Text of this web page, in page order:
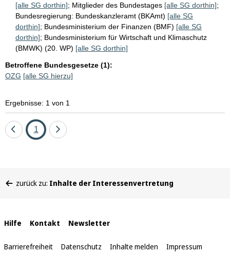
[alle SG dorthin]; Mitglieder des Bundestages [alle SG dorthin];
Bundesregierung: Bundeskanzleramt (BKAmt) [alle SG
dorthin]; Bundesministerium der Finanzen (BMF) [alle SG
dorthin]; Bundesministerium für Wirtschaft und Klimaschutz
(BMWK) (20. WP) [alle SG dorthin]
Betroffene Bundesgesetze (1):
OZG [alle SG hierzu]
Ergebnisse: 1 von 1
EineSeite
1
Eine
befinden
zurück zu: Inhalte der Interessenvertretung
Interne
Links
Hilfe Kontakt Newsletter
Barrierefreiheit Datenschutz Inhalte melden Impressum